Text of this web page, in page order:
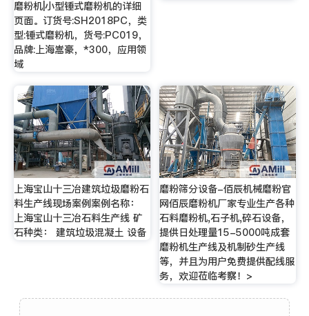
磨粉机|小型锤式磨粉机的详细
页面。订货号:SH2018PC，类
型:锤式磨粉机，货号:PC019，
品牌:上海嵩豪，*300，应用领
域
上海宝山十三冶建筑垃圾磨粉石
料生产线现场案例案例名称：
上海宝山十三冶石料生产线 矿
石种类： 建筑垃圾混凝土 设备
磨粉筛分设备-佰辰机械磨粉官
网佰辰磨粉机厂家专业生产各种
石料磨粉机,石子机,碎石设备，
提供日处理量15-5000吨成套
磨粉机生产线及机制砂生产线
等，并且为用户免费提供配线服
务，欢迎莅临考察！>